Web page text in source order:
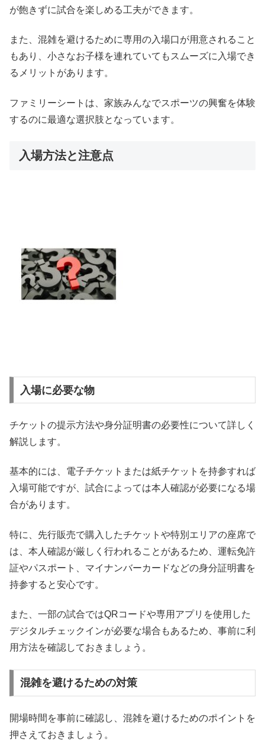
が飽きずに試合を楽しめる工夫ができます。
また、混雑を避けるために専用の入場口が用意されること
もあり、小さなお子様を連れていてもスムーズに入場でき
るメリットがあります。
ファミリーシートは、家族みんなでスポーツの興奮を体験
するのに最適な選択肢となっています。
入場方法と注意点
入場に必要な物
チケットの提示方法や身分証明書の必要性について詳しく
解説します。
基本的には、電子チケットまたは紙チケットを持参すれば
入場可能ですが、試合によっては本人確認が必要になる場
合があります。
特に、先行販売で購入したチケットや特別エリアの座席で
は、本人確認が厳しく行われることがあるため、運転免許
証やパスポート、マイナンバーカードなどの身分証明書を
持参すると安心です。
また、一部の試合ではQRコードや専用アプリを使用した
デジタルチェックインが必要な場合もあるため、事前に利
用方法を確認しておきましょう。
混雑を避けるための対策
開場時間を事前に確認し、混雑を避けるためのポイントを
押さえておきましょう。